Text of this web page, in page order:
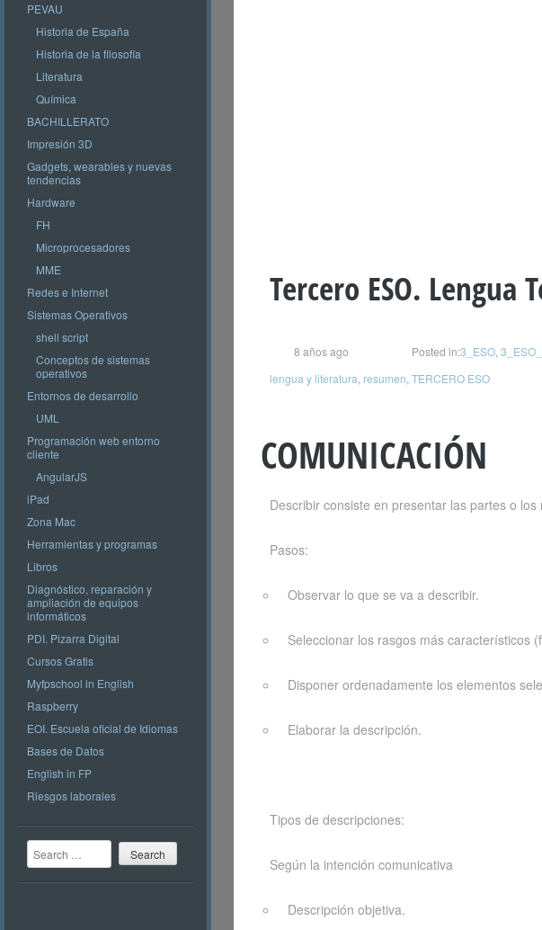
PEVAU
Historia de España
Historia de la filosofía
Literatura
Química
BACHILLERATO
Impresión 3D
Gadgets, wearables y nuevas
tendencias
Hardware
FH
Microprocesadores
MME
Redes e Internet
Sistemas Operativos
shell script
Conceptos de sistemas
operativos
Entornos de desarrollo
UML
Programación web entorno
cliente
AngularJS
iPad
Zona Mac
Herramientas y programas
Libros
Diagnóstico, reparación y
ampliación de equipos
informáticos
PDI. Pizarra Digital
Cursos Gratis
Myfpschool in English
Raspberry
EOI. Escuela oficial de Idiomas
Bases de Datos
English in FP
Riesgos laborales
Search
Tercero ESO. Lengua
8 años ago Posted in:3_ESO
lengua y literatura resumen TERCERO ESO
COMUNICACIÓN
Describir consiste en presentar las partes o
Pasos:
Observar lo que se va a describir.
Seleccionar los rasgos más característicos
Disponer ordenadamente los elementos
Elaborar la descripción.
Tipos de descripciones:
Según la intención comunicativa
Descripción objetiva.